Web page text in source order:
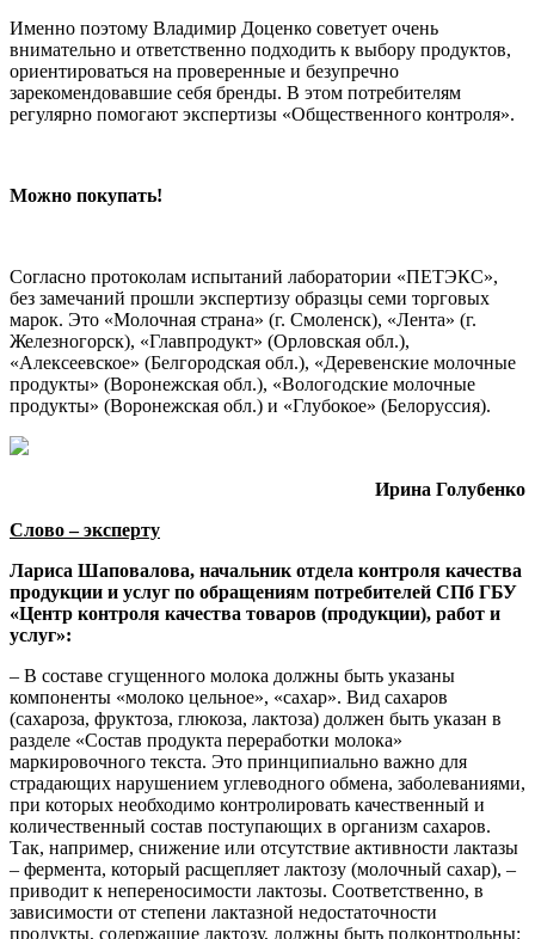
Именно поэтому Владимир Доценко советует очень
внимательно и ответственно подходить к выбору продуктов,
ориентироваться на проверенные и безупречно
зарекомендовавшие себя бренды. В этом потребителям
регулярно помогают экспертизы «Общественного контроля».
Можно покупать!
Согласно протоколам испытаний лаборатории «ПЕТЭКС»,
без замечаний прошли экспертизу образцы семи торговых
марок. Это «Молочная страна» (г. Смоленск), «Лента» (г.
Железногорск), «Главпродукт» (Орловская обл.),
«Алексеевское» (Белгородская обл.), «Деревенские молочные
продукты» (Воронежская обл.), «Вологодские молочные
продукты» (Воронежская обл.) и «Глубокое» (Белоруссия).
Ирина Голубенко
Слово – эксперту
Лариса Шаповалова, начальник отдела контроля качества
продукции и услуг по обращениям потребителей СПб ГБУ
«Центр контроля качества товаров (продукции), работ и
услуг»:
– В составе сгущенного молока должны быть указаны
компоненты «молоко цельное», «сахар». Вид сахаров
(сахароза, фруктоза, глюкоза, лактоза) должен быть указан в
разделе «Состав продукта переработки молока»
маркировочного текста. Это принципиально важно для
страдающих нарушением углеводного обмена, заболеваниями,
при которых необходимо контролировать качественный и
количественный состав поступающих в организм сахаров.
Так, например, снижение или отсутствие активности лактазы
– фермента, который расщепляет лактозу (молочный сахар), –
приводит к непереносимости лактозы. Соответственно, в
зависимости от степени лактазной недостаточности
продукты, содержащие лактозу, должны быть подконтрольны: